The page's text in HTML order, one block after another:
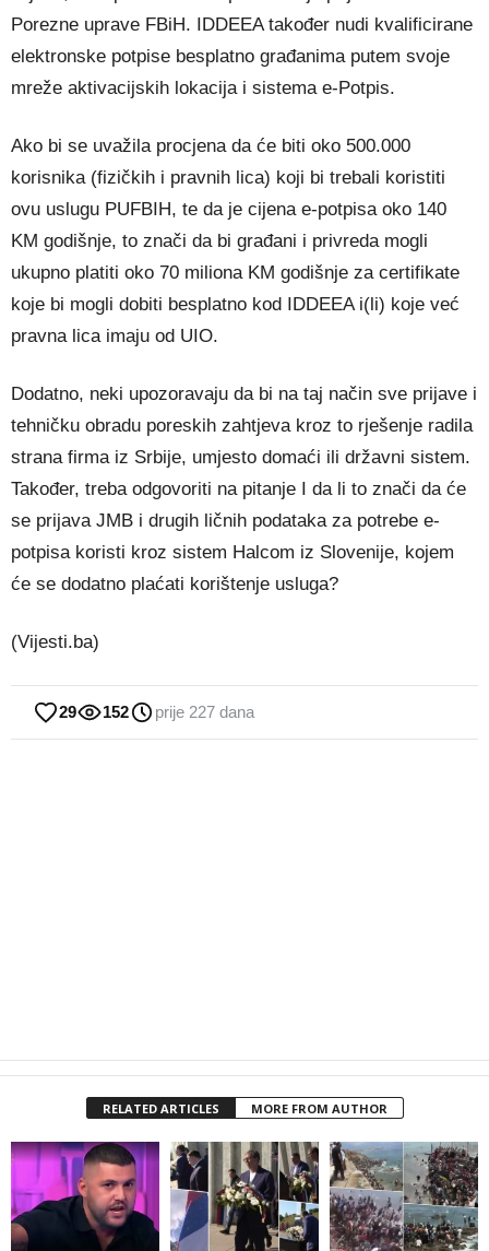
Porezne uprave FBiH. IDDEEA također nudi kvalificirane
elektronske potpise besplatno građanima putem svoje
mreže aktivacijskih lokacija i sistema e-Potpis.
Ako bi se uvažila procjena da će biti oko 500.000
korisnika (fizičkih i pravnih lica) koji bi trebali koristiti
ovu uslugu PUFBIH, te da je cijena e-potpisa oko 140
KM godišnje, to znači da bi građani i privreda mogli
ukupno platiti oko 70 miliona KM godišnje za certifikate
koje bi mogli dobiti besplatno kod IDDEEA i(li) koje već
pravna lica imaju od UIO.
Dodatno, neki upozoravaju da bi na taj način sve prijave i
tehničku obradu poreskih zahtjeva kroz to rješenje radila
strana firma iz Srbije, umjesto domaći ili državni sistem.
Također, treba odgovoriti na pitanje I da li to znači da će
se prijava JMB i drugih ličnih podataka za potrebe e-
potpisa koristi kroz sistem Halcom iz Slovenije, kojem
će se dodatno plaćati korištenje usluga?
(Vijesti.ba)
29 152 prije 227 dana
RELATED ARTICLES MORE FROM AUTHOR